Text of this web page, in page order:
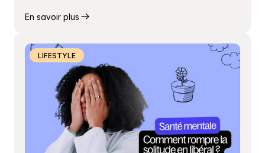
En savoir plus
LIFESTYLE